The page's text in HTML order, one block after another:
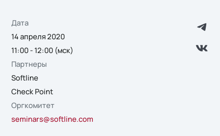
Дата
14 апреля 2020
11:00 - 12:00 (мск)
Партнеры
Softline
Check Point
Оргкомитет
seminars@softline.com